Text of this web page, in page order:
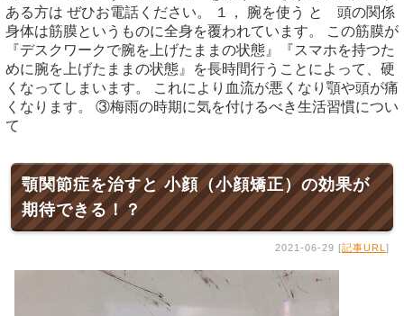
ある方は ぜひお電話ください。 １， 腕を使う と 頭の関係
身体は筋膜というものに全身を覆われています。 この筋膜が
『デスクワークで腕を上げたままの状態』『スマホを持つた
めに腕を上げたままの状態』を長時間行うことによって、硬
くなってしまいます。 これにより血流が悪くなり顎や頭が痛
くなります。 ③梅雨の時期に気を付けるべき生活習慣につい
て
顎関節症を治すと 小顔（小顔矯正）の効果が
期待できる！？
2021-06-29 [記事URL ]